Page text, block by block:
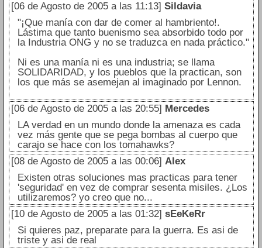
[06 de Agosto de 2005 a las 11:13] Sildavia
"¡Que manía con dar de comer al hambriento!.
Lástima que tanto buenismo sea absorbido todo por
la Industria ONG y no se traduzca en nada práctico."
Ni es una manía ni es una industria; se llama
SOLIDARIDAD, y los pueblos que la practican, son
los que más se asemejan al imaginado por Lennon.
[06 de Agosto de 2005 a las 20:55] Mercedes
LA verdad en un mundo donde la amenaza es cada
vez más gente que se pega bombas al cuerpo que
carajo se hace con los tomahawks?
[08 de Agosto de 2005 a las 00:06] Alex
Existen otras soluciones mas practicas para tener
'seguridad' en vez de comprar sesenta misiles. ¿Los
utilizaremos? yo creo que no...
[10 de Agosto de 2005 a las 01:32] sEeKeRr
Si quieres paz, preparate para la guerra. Es asi de
triste y asi de real